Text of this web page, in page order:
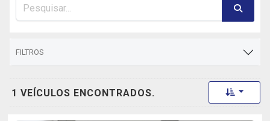
FILTROS
1 VEÍCULOS ENCONTRADOS. Toggle